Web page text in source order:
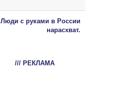
Люди с руками в России
нарасхват.
/// РЕКЛАМА